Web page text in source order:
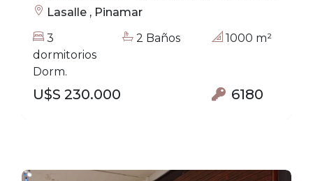
Lasalle , Pinamar
3
dormitorios
Dorm.
2 Baños 1000 m²
U$S 230.000 6180